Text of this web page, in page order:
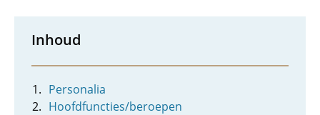
Inhoud
Personalia
Hoofdfuncties/beroepen